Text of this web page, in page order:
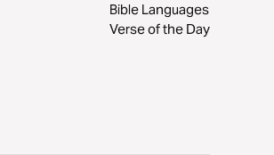
Bible Languages
Verse of the Day